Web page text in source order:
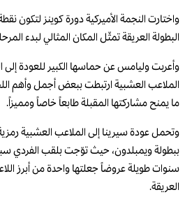
واختارت النجمة الأميركية دورة كوينز لتكون
البطولة العريقة تمثّل المكان المثالي لبدء
وأعربت وليامس عن حماسها الكبير للعودة إلى
الملاعب العشبية ارتبطت ببعض أجمل وأهم
ما يمنح مشاركتها المقبلة طابعاً خاصاً ومميزاً.
وتحمل عودة سيرينا إلى الملاعب العشبية رمزية
ببطولة ويمبلدون، حيث توّجت بلقب الفردي
سنوات طويلة عروضاً جعلتها واحدة من أبرز
العريقة.